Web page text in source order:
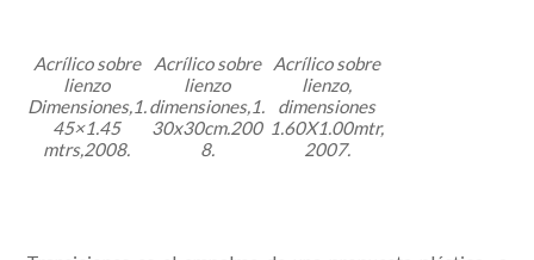
Acrílico sobre
lienzo
Dimensiones,1.
45×1.45
mtrs,2008.
Acrílico sobre
lienzo
dimensiones,1.
30x30cm.200
8.
Acrílico sobre
lienzo,
dimensiones
1.60X1.00mtr,
2007.